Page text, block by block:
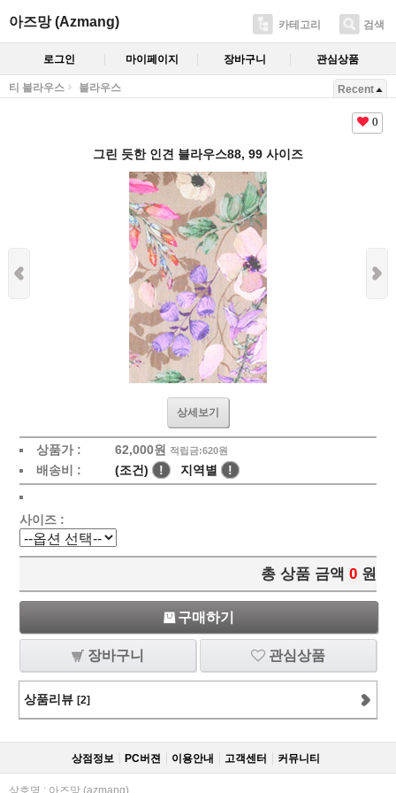
아즈망 (Azmang) 카테고리 검색
로그인 마이페이지 장바구니 관심상품
티 블라우스 블라우스 Recent
0
그린 듯한 인견 블라우스88, 99 사이즈
상세보기
상품가 : 62,000원 적립금:620원
배송비 : (조건) ! 지역별 !
사이즈 :
총 상품 금액 0 원
구매하기
장바구니 관심상품
상품리뷰 [2]
상점정보 PC버젼 이용안내 고객센터 커뮤니티
상호명 : 아즈망 (azmang)